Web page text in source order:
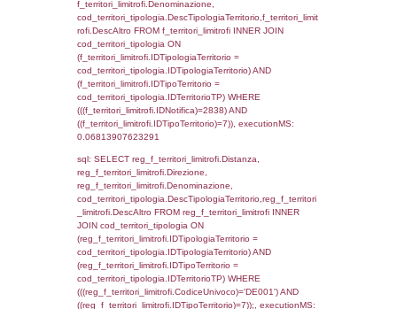
ON
cod_territori_tipologia.IDTipologiaTerritorio)
(reg_f_territori_limitrofi.IDTipoTerritorio =
cod_territori_tipologia.IDTerritorioTP)
0.018920183181763
sql: SELECT f_territori_limitrofi.Distanza,
f_territori_limitrofi.Direzione,
f_territori_limitrofi.Denominazione,
f_territori_limitrofi.DescAltro FROM
JOIN cod_territori_tipologia ON
(f_territori_limitrofi.IDTipologiaTerritorio =